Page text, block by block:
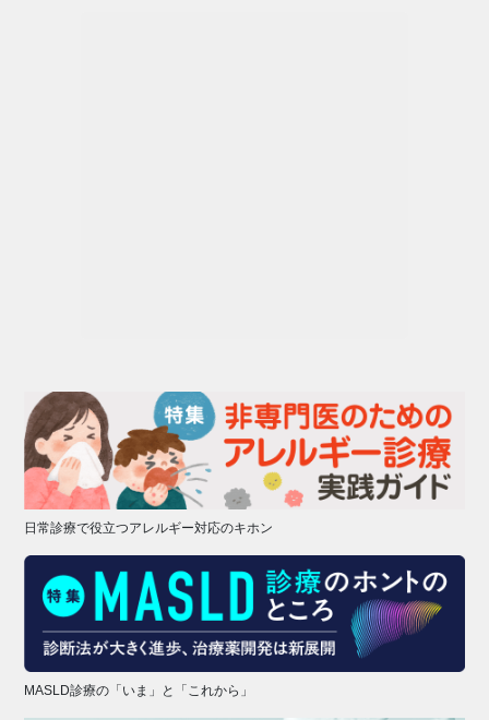
日常診療で役立つアレルギー対応のキホン
MASLD診療の「いま」と「これから」